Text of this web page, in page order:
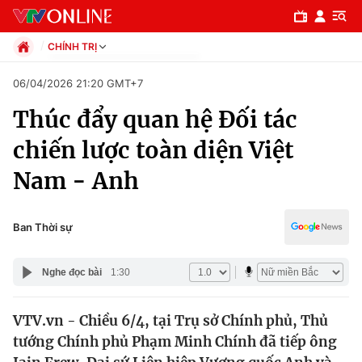
Chuyên mục
Chính trị
Thế giới
CHÍNH TRỊ
Xã hội
Pháp luật
Kinh tế
Thể thao
Truyền hình
Đời sống
Giáo dục
06/04/2026 21:20 GMT+7
Thúc đẩy quan hệ Đối tác
chiến lược toàn diện Việt
Nam - Anh
Ban Thời sự
Nghe đọc bài 1:30
VTV.vn - Chiều 6/4, tại Trụ sở Chính phủ, Thủ
tướng Chính phủ Phạm Minh Chính đã tiếp ông